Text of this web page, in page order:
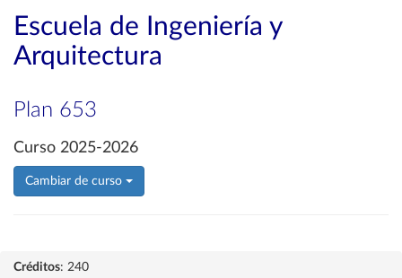
Escuela de Ingeniería y
Arquitectura
Plan 653
Curso 2025-2026
Cambiar de curso
Créditos: 240